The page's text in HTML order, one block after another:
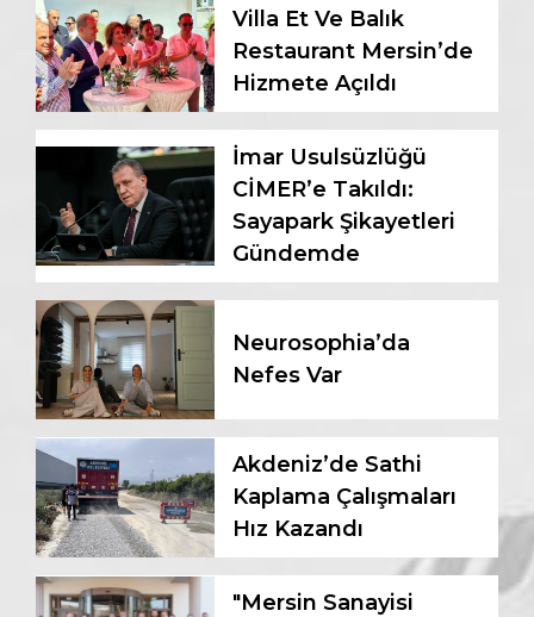
Villa Et Ve Balık
Restaurant Mersin’de
Hizmete Açıldı
İmar Usulsüzlüğü
CİMER’e Takıldı:
Sayapark Şikayetleri
Gündemde
Neurosophia’da
Nefes Var
Akdeniz’de Sathi
Kaplama Çalışmaları
Hız Kazandı
"Mersin Sanayisi